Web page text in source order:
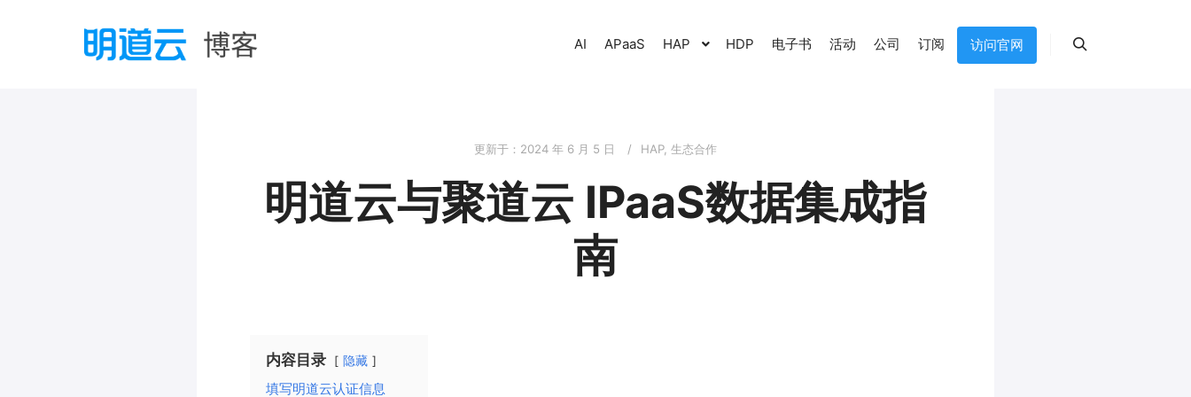
AI APaaS HAP HDP 电子书 活动 公司 订阅 访问官网
更新于： 2024 年 6 月 5 日 HAP, 生态合作
明道云与聚道云 IPaaS数据集成指
南
内容目录 隐藏
填写明道云认证信息